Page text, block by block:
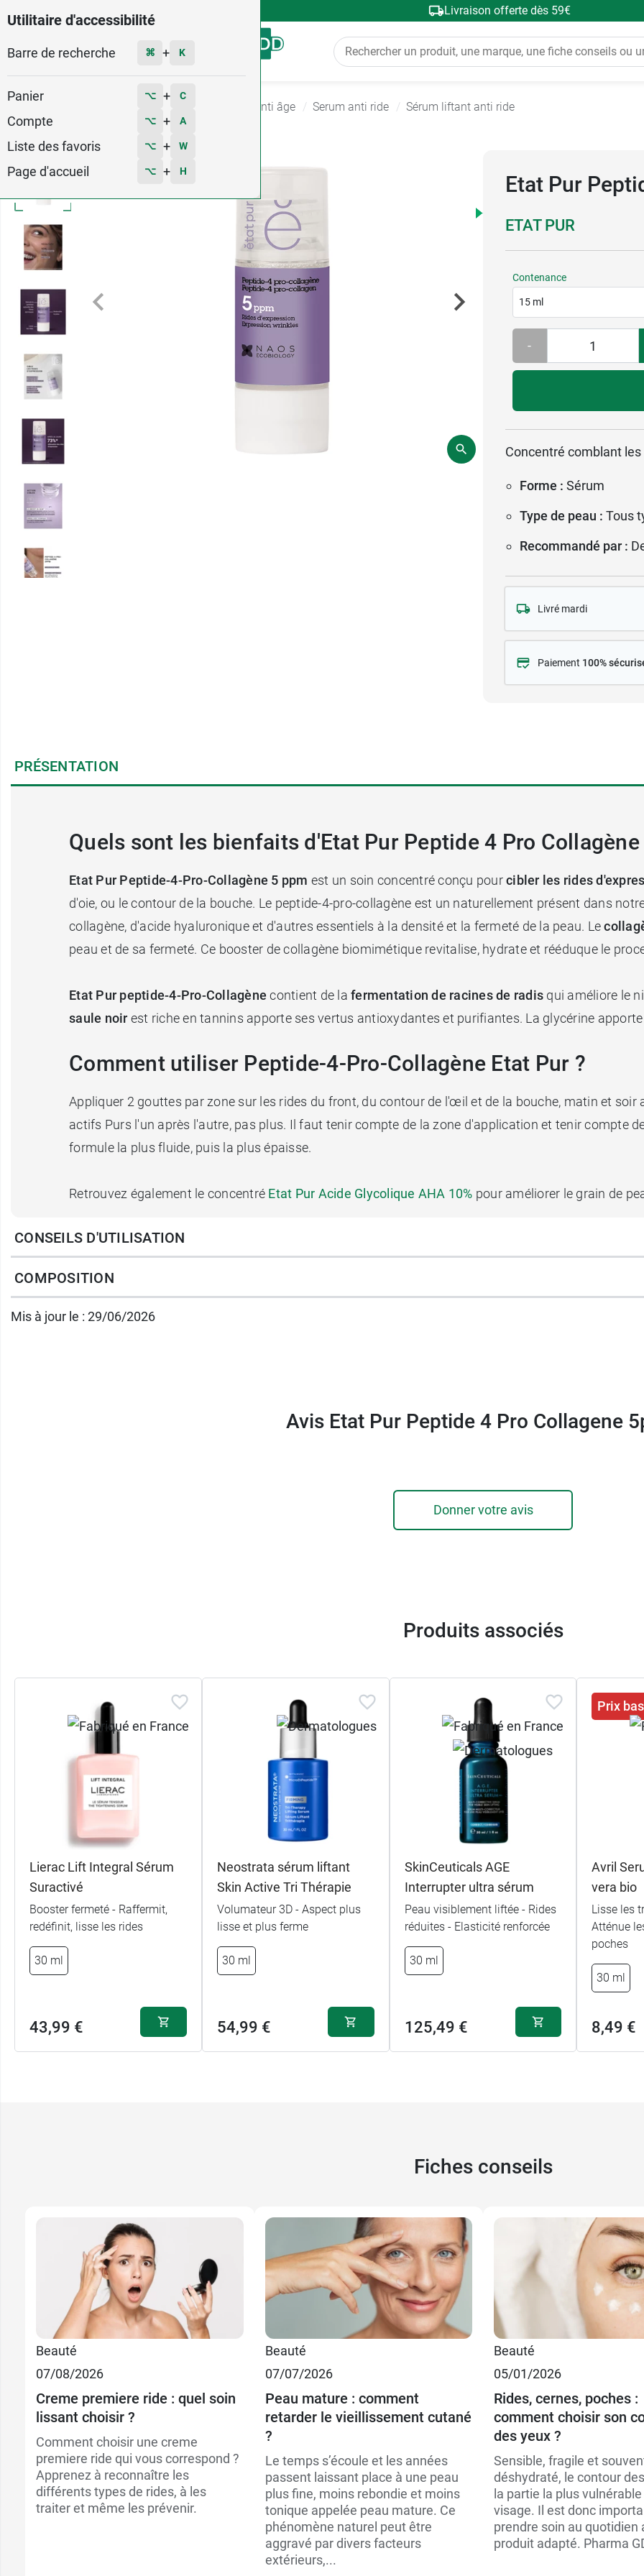
Utilitaire d'accessibilité
Barre de recherche ⌘ + K
Panier ⌥ + C
Compte ⌥ + A
Liste des favoris ⌥ + W
Page d'accueil ⌥ + H
Livraison offerte dès 59€
Menu
Soin anti rides et anti âge Serum anti ride Sérum liftant anti ride
Etat Pur
ETAT PUR
Contenance
15 ml
-
Concentré comblant
Forme : Sérum
Type de peau : Tous
Recommandé par :
Livré mardi
Paiement 100%
PRÉSENTATION
Quels sont les bienfaits d'Etat Pur Peptide 4 Pro Collagène
Etat Pur Peptide-4-Pro-Collagène 5 ppm est un soin concentré conçu pourcibler les rides
d'oie, ou le contour de la bouche. Le peptide-4-pro-collagène est un naturellement présent dans
collagène, d'acide hyaluronique et d'autres essentiels à la densité et la fermeté de la peau. Le
peau et de sa fermeté. Ce booster de collagène biomimétique revitalise, hydrate et rééduque le
Etat Pur peptide-4-Pro-Collagène contient de la fermentation de racines de radis qui améliore le
saule noir est riche en tannins apporte ses vertus antioxydantes et purifiantes. La glycérine
Comment utiliser Peptide-4-Pro-Collagène Etat Pur ?
Appliquer 2 gouttes par zone sur les rides du front, du contour de l'œil et de la bouche, matin et
actifs Purs l'un après l'autre, pas plus. Il faut tenir compte de la zone d'application et tenir compte
formule la plus fluide, puis la plus épaisse.
Retrouvez également le concentré Etat Pur Acide Glycolique AHA 10% pour améliorer le grain de
Caractéristiques: vegan, fabriqué en France
Conditionnement
CONSEILS D'UTILISATION
COMPOSITION
Mis à jour le : 29/06/2026
Avis Etat Pur Peptide 4 Pro Collagene
Donner votre avis
Produits associés
Lierac Lift Integral Sérum
Suractivé
Booster fermeté - Raffermit,
redéfinit, lisse les rides
30 ml
43,99 €
Neostrata sérum liftant
Skin Active Tri Thérapie
Volumateur 3D - Aspect plus
lisse et plus ferme
30 ml
54,99 €
SkinCeuticals AGE
Interrupter ultra sérum
Peau visiblement liftée - Rides
réduites - Elasticité renforcée
30 ml
125,49 €
Prix bas
Avril
vera bio
Lisse les
Atténue
poches
30 ml
8,49 €
Fiches conseils
Beauté
07/08/2026
Creme premiere ride : quel soin
lissant choisir ?
Comment choisir une creme
premiere ride qui vous correspond ?
Apprenez à reconnaître les
différents types de rides, à les
traiter et même les prévenir.
Beauté
07/07/2026
Peau mature : comment
retarder le vieillissement cutané
?
Le temps s’écoule et les années
passent laissant place à une peau
plus fine, moins rebondie et moins
tonique appelée peau mature. Ce
phénomène naturel peut être
aggravé par divers facteurs
extérieurs,...
Beauté
05/01/2026
Rides, cernes, poches :
comment choisir son
des yeux ?
Sensible, fragile et
déshydraté, le contour
la partie la plus
visage. Il est donc
prendre soin au quotidien
produit adapté. Pharma